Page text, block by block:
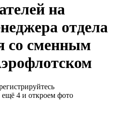
на
отдела
со сменным
4 и откроем фото